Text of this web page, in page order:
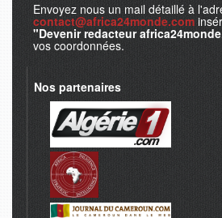
Envoyez nous un mail détaillé à
contact@africa24monde.com
"Devenir redacteur
vos coordonnées.
Nos partenaires